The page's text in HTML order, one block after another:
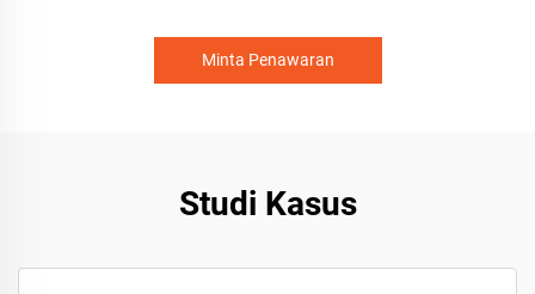
Minta Penawaran
Studi Kasus